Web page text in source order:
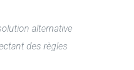
alternative
des règles